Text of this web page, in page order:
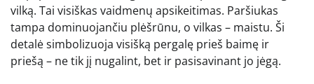
vilką. Tai visiškas vaidmenų apsikeitimas. Paršiukas
tampa dominuojančiu plėšrūnu, o vilkas – maistu. Ši
detalė simbolizuoja visišką pergalę prieš baimę ir
priešą – ne tik jį nugalint, bet ir pasisavinant jo jėgą.